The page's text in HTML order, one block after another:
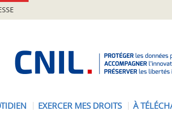
EXERCER MES DROITS À